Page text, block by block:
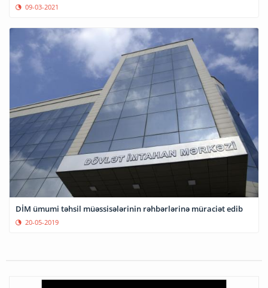
09-03-2021
DİM ümumi təhsil müəssisələrinin rəhbərlərinə müraciət edib
20-05-2019